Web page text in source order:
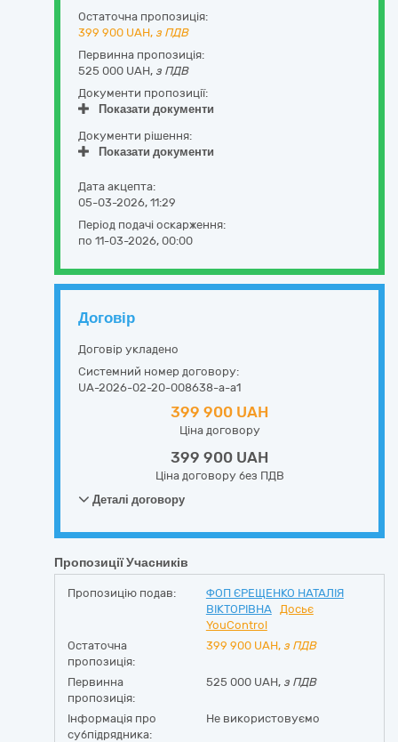
Остаточна пропозиція:
399 900 UAH, з ПДВ
Первинна пропозиція:
525 000 UAH, з ПДВ
Документи пропозиції:
Показати документи
Документи рішення:
Показати документи
Дата акцепта:
05-03-2026, 11:29
Період подачі оскарження:
по 11-03-2026, 00:00
Договір
Договір укладено
Системний номер договору:
UA-2026-02-20-008638-a-a1
399 900 UAH
Ціна договору
399 900 UAH
Ціна договору без ПДВ
Деталі договору
Пропозиції Учасників
Пропозицію подав:
ФОП ЄРЕЩЕНКО НАТАЛІЯ
ВІКТОРІВНА
Досьє
YouControl
Остаточна
пропозиція:
399 900 UAH, з ПДВ
Первинна
пропозиція:
525 000 UAH, з ПДВ
Інформація про
субпідрядника:
Не використовуємо